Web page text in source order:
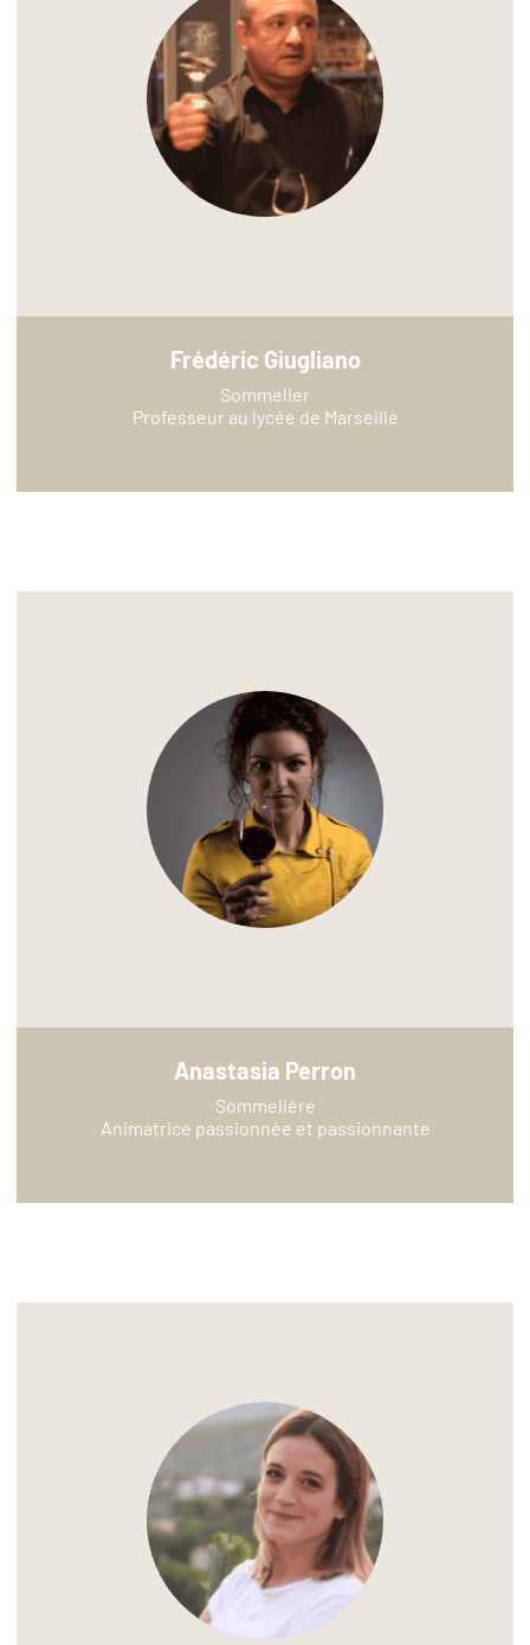
Frédéric Giugliano
Sommelier
Professeur au lycée de Marseille
Anastasia Perron
Sommelière
Animatrice passionnée et passionnante